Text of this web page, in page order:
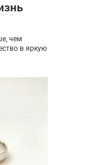
чем
в яркую